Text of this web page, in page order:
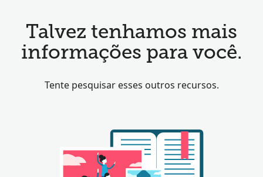
Talvez tenhamos mais
informações para você.
Tente pesquisar esses outros recursos.